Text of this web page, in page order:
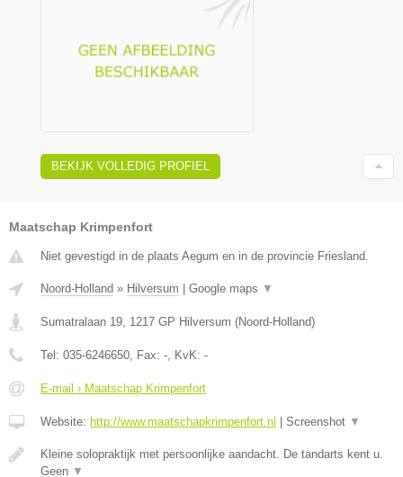
BEKIJK VOLLEDIG PROFIEL
Maatschap Krimpenfort
Niet gevestigd in de plaats Aegum en in de provincie Friesland.
Noord-Holland » Hilversum | Google maps ▼
Sumatralaan 19 1217 GP Hilversum (Noord-Holland)
Tel: 035-6246650 , Fax: - , KvK: -
E-mail › Maatschap Krimpenfort
Website: http://www.maatschapkrimpenfort.nl | Screenshot ▼
Kleine solopraktijk met persoonlijke aandacht. De tandarts kent u.
Geen ▼